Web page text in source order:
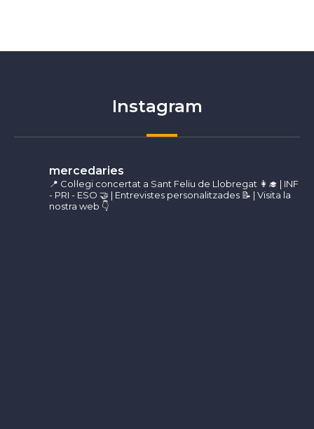
Instagram
mercedaries
📍 Col·legi concertat a Sant Feliu de Llobregat 👩‍🎓 | INF
- PRI - ESO 🤝 | Entrevistes personalitzades 📝 | Visita la
nostra web 👇